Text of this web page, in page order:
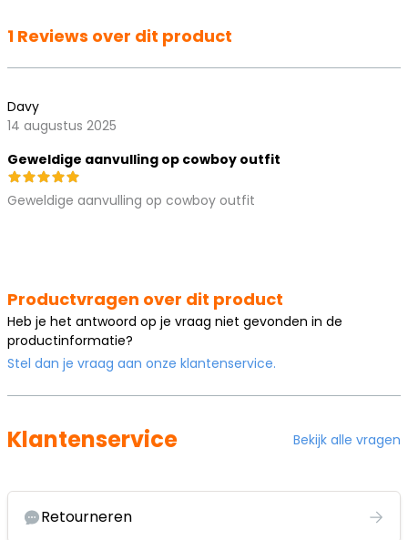
1 Reviews over dit product
Davy
14 augustus 2025
Geweldige aanvulling op cowboy outfit
Geweldige aanvulling op cowboy outfit
Productvragen over dit product
Heb je het antwoord op je vraag niet gevonden in de
productinformatie?
Stel dan je vraag aan onze klantenservice.
Klantenservice Bekijk alle vragen
Retourneren